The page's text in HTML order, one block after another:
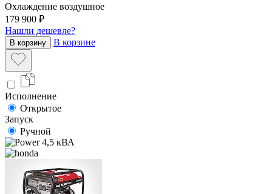
Охлаждение воздушное
179 900 ₽
Нашли дешевле?
В корзину В корзине
Исполнение
Открытое
Запуск
Ручной
4,5 кВА